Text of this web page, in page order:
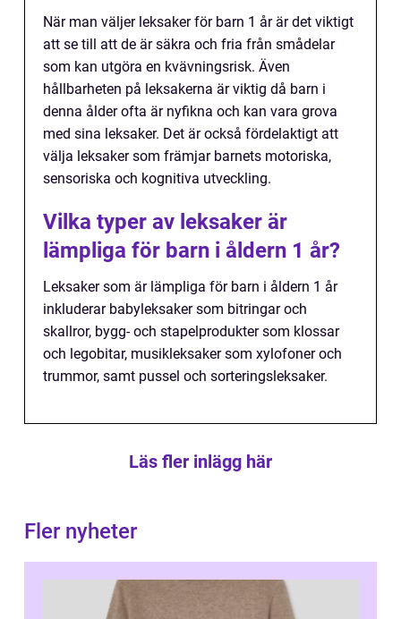
När man väljer leksaker för barn 1 år är det viktigt
att se till att de är säkra och fria från smådelar
som kan utgöra en kvävningsrisk. Även
hållbarheten på leksakerna är viktig då barn i
denna ålder ofta är nyfikna och kan vara grova
med sina leksaker. Det är också fördelaktigt att
välja leksaker som främjar barnets motoriska,
sensoriska och kognitiva utveckling.
Vilka typer av leksaker är
lämpliga för barn i åldern 1 år?
Leksaker som är lämpliga för barn i åldern 1 år
inkluderar babyleksaker som bitringar och
skallror, bygg- och stapelprodukter som klossar
och legobitar, musikleksaker som xylofoner och
trummor, samt pussel och sorteringsleksaker.
Läs fler inlägg här
Fler nyheter